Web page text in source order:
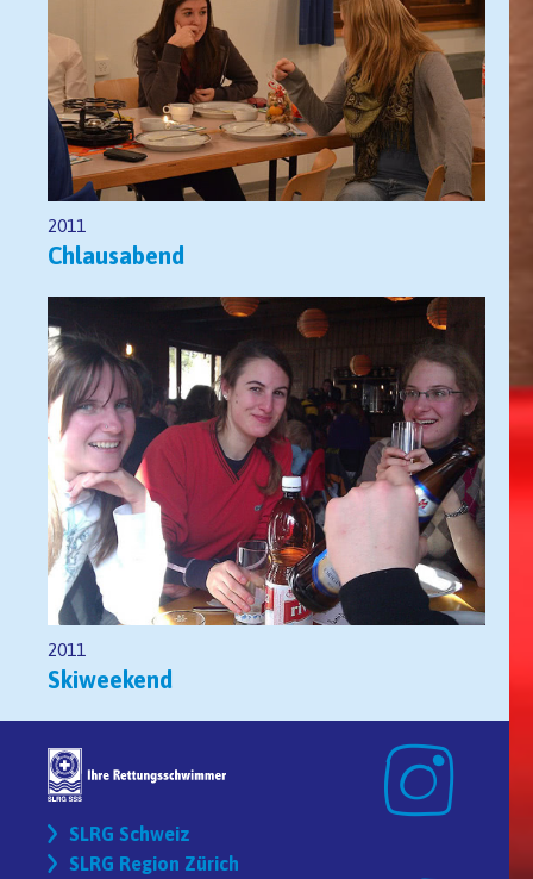
2011
Chlausabend
2011
Skiweekend
SLRG Schweiz
SLRG Region Zürich